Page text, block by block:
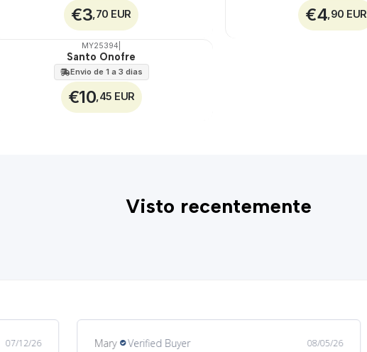
€3 ,70 EUR €4 ,90 EUR
MY25394
Santo Onofre
Envio de 1 a 3 dias
€10 ,45 EUR
Visto recentemente
08/05/26 Margarida Verified Buyer 08/03/26